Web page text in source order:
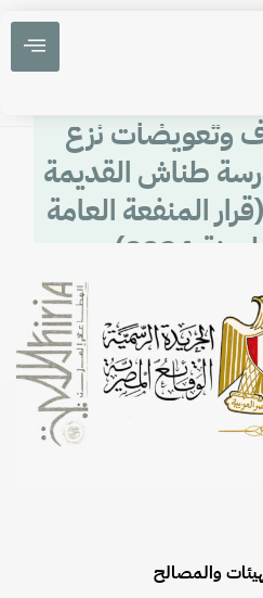
وتعويضات نزع
طناش القديمة
المنفعة العامة
والمصالح